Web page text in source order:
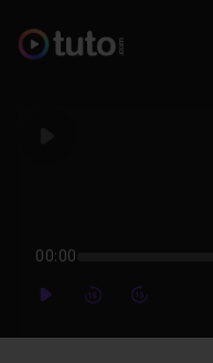
00:00
PlayForwardForward